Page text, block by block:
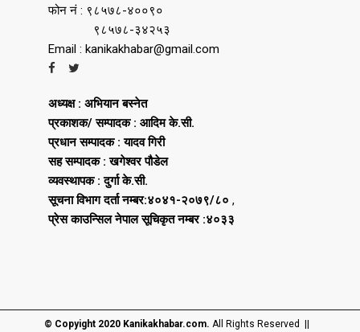
फोन नं : ९८५७८-४००९०
९८५७८-३४२५३
Email : kanikakhabar@gmail.com
अध्यक्ष : अभियान बस्नेत
प्रकाशक/ सम्पादक : आदिम के.सी.
प्रधान सम्पादक : यादव गिरी
सह सम्पादक : खगेश्वर पौडेल
व्यवस्थापक : दुर्गा के.सी.
सूचना विभाग दर्ता नम्बर:४०४१-२०७९/८० ,
प्रेस काउन्सिल नेपाल सूचिकृत नम्बर :४०३३
© Copyight 2020 Kanikakhabar.com. All Rights Reserved ||